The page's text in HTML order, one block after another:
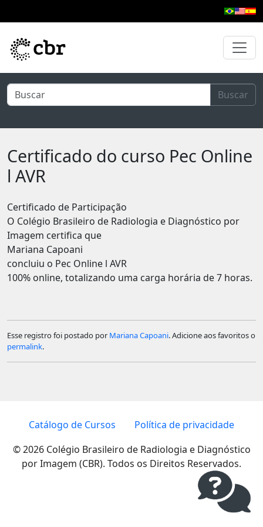
Buscar
Certificado do curso Pec Online
l AVR
Certificado de Participação
O Colégio Brasileiro de Radiologia e Diagnóstico por
Imagem certifica que
Mariana Capoani
concluiu o Pec Online l AVR
100% online, totalizando uma carga horária de 7 horas.
Esse registro foi postado por Mariana Capoani. Adicione aos favoritos o
permalink.
Catálogo de Cursos
Política de privacidade
© 2026 Colégio Brasileiro de Radiologia e Diagnóstico
por Imagem (CBR). Todos os Direitos Reservados.